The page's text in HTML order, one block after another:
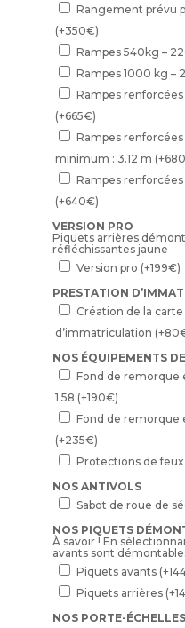
Rangement prévu
(+350€)
Rampes 540kg –
Rampes 1000 kg –
Rampes
(+665€)
Rampes
minimum : 3.12 m (+680
Rampes
(+640€)
VERSION PRO
Piquets arrières
réfléchissantes jaune
Version pro (+199€)
PRESTATION
Création de la
d’immatriculation (+80
NOS ÉQUIPEMENTS
Fond de remorque
1.58 (+190€)
Fond de remorque
(+235€)
Protections de feux
NOS ANTIVOLS
Sabot de roue de
NOS PIQUETS
À savoir ! En
avants sont
Piquets avants (+
Piquets arrières (+
NOS PORTE-ÉCHELLES